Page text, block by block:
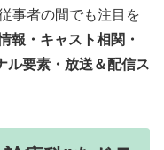
事者の間でも注目を
報・キャスト相関・
ル要素・放送＆配信ス